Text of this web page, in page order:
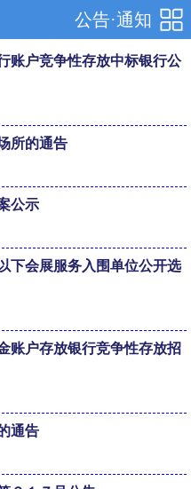
公告·通知
账户竞争性存放中标银行公
所的通告
公示
下会展服务入围单位公开选
账户存放银行竞争性存放招
通告